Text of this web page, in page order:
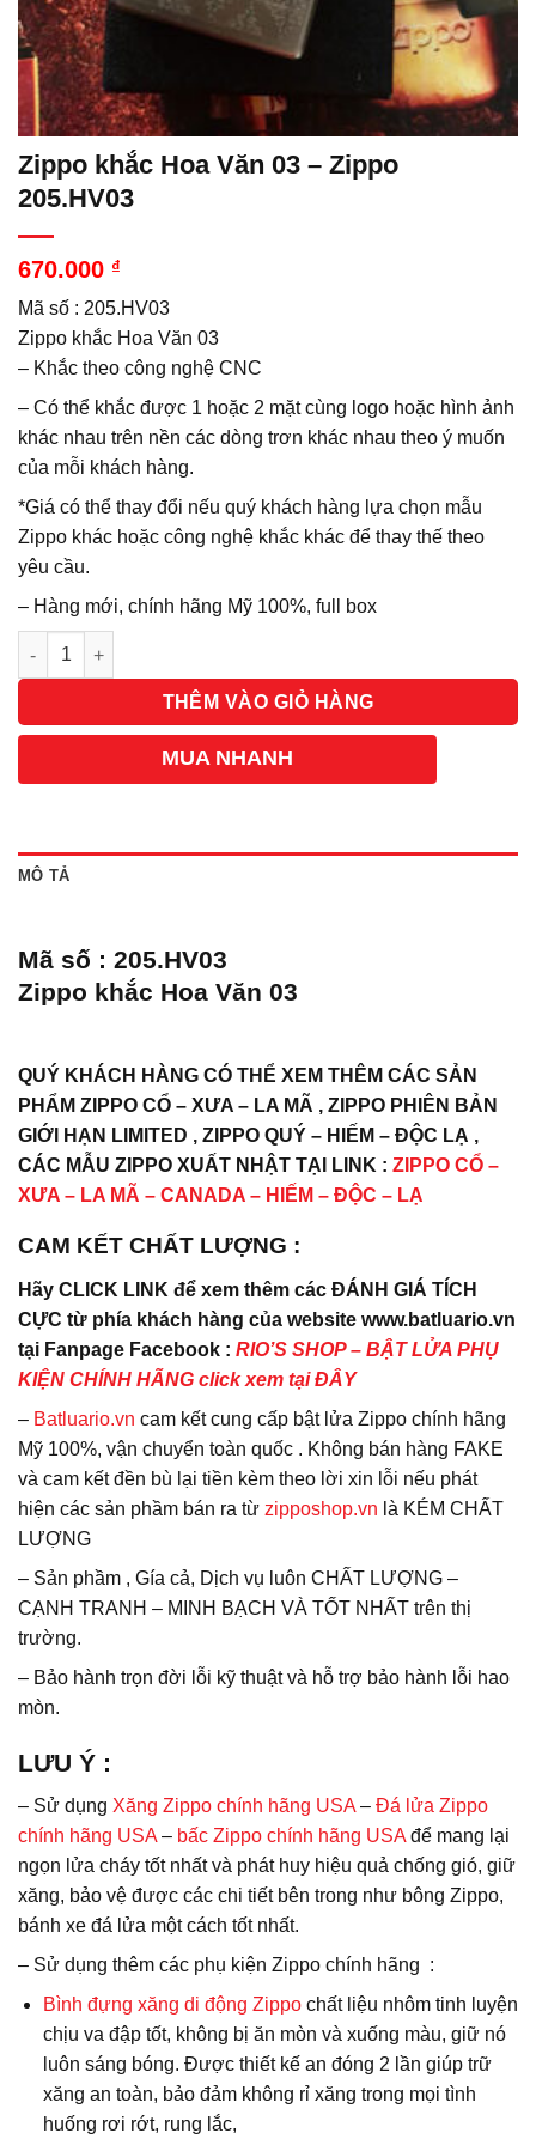
Zippo khắc Hoa Văn 03 – Zippo
205.HV03
670.000 ₫
Mã số : 205.HV03
Zippo khắc Hoa Văn 03
– Khắc theo công nghệ CNC
– Có thể khắc được 1 hoặc 2 mặt cùng logo hoặc hình ảnh
khác nhau trên nền các dòng trơn khác nhau theo ý muốn
của mỗi khách hàng.
*Giá có thể thay đổi nếu quý khách hàng lựa chọn mẫu
Zippo khác hoặc công nghệ khắc khác để thay thế theo
yêu cầu.
– Hàng mới, chính hãng Mỹ 100%, full box
Số lượng
THÊM VÀO GIỎ HÀNG
MUA NHANH
MÔ TẢ
Mã số : 205.HV03
Zippo khắc Hoa Văn 03
QUÝ KHÁCH HÀNG CÓ THỂ XEM THÊM CÁC SẢN
PHẨM ZIPPO CỔ – XƯA – LA MÃ , ZIPPO PHIÊN BẢN
GIỚI HẠN LIMITED , ZIPPO QUÝ – HIẾM – ĐỘC LẠ ,
CÁC MẪU ZIPPO XUẤT NHẬT TẠI LINK : ZIPPO CỔ –
XƯA – LA MÃ – CANADA – HIẾM – ĐỘC – LẠ
CAM KẾT CHẤT LƯỢNG :
Hãy CLICK LINK để xem thêm các ĐÁNH GIÁ TÍCH
CỰC từ phía khách hàng của website www.batluario.vn
tại Fanpage Facebook : RIO’S SHOP – BẬT LỬA PHỤ
KIỆN CHÍNH HÃNG click xem tại ĐÂY
– Batluario.vn cam kết cung cấp bật lửa Zippo chính hãng
Mỹ 100%, vận chuyển toàn quốc . Không bán hàng FAKE
và cam kết đền bù lại tiền kèm theo lời xin lỗi nếu phát
hiện các sản phầm bán ra từ zipposhop.vn là KÉM CHẤT
LƯỢNG
– Sản phầm , Gía cả, Dịch vụ luôn CHẤT LƯỢNG –
CẠNH TRANH – MINH BẠCH VÀ TỐT NHẤT trên thị
trường.
– Bảo hành trọn đời lỗi kỹ thuật và hỗ trợ bảo hành lỗi hao
mòn.
LƯU Ý :
– Sử dụng Xăng Zippo chính hãng USA– Đá lửa Zippo
chính hãng USA– bấc Zippo chính hãng USAđể mang lại
ngọn lửa cháy tốt nhất và phát huy hiệu quả chống gió, giữ
xăng, bảo vệ được các chi tiết bên trong như bông Zippo,
bánh xe đá lửa một cách tốt nhất.
– Sử dụng thêm các phụ kiện Zippo chính hãng :
Bình đựng xăng di động Zippochất liệu nhôm tinh luyện
chịu va đập tốt, không bị ăn mòn và xuống màu, giữ nó
luôn sáng bóng. Được thiết kế an đóng 2 lần giúp trữ
xăng an toàn, bảo đảm không rỉ xăng trong mọi tình
huống rơi rớt, rung lắc,